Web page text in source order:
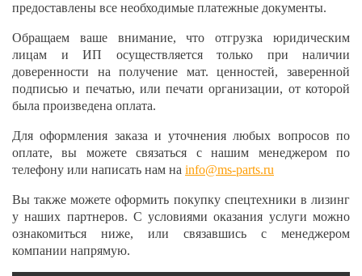
предоставлены все необходимые платежные документы.
Обращаем ваше внимание, что отгрузка юридическим
лицам и ИП осуществляется только при наличии
доверенности на получение мат. ценностей, заверенной
подписью и печатью, или печати организации, от которой
была произведена оплата.
Для оформления заказа и уточнения любых вопросов по
оплате, вы можете связаться с нашим менеджером по
телефону или написать нам на info@ms-parts.ru
Вы также можете оформить покупку спецтехники в лизинг
у наших партнеров. С условиями оказания услуги можно
ознакомиться ниже, или связавшись с менеджером
компании напрямую.